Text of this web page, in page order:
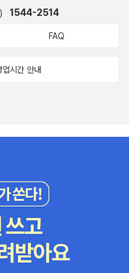
1544-2514
FAQ
시간 안내